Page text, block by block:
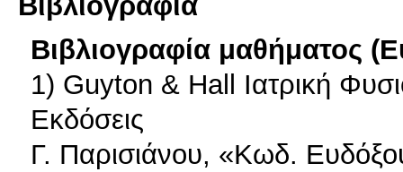
Βιβλιογραφία μαθήματος
1) Guyton & Hall Ιατρική
Εκδόσεις
Γ. Παρισιάνου, «Κωδ.